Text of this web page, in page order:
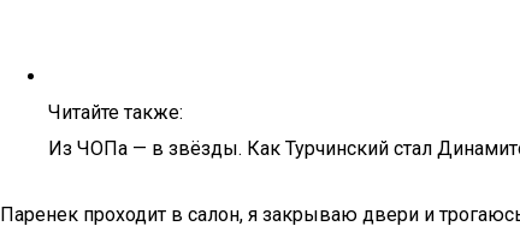
Читайте также:
Из ЧОПа — в звёзды. Как Турчинский стал
Паренек проходит в салон, я закрываю двери и